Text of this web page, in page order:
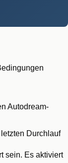
Autodream-
Durchlauf
sein. Es aktiviert